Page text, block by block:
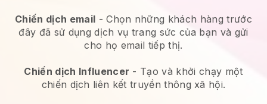
Chiến dịch email -Chọn những khách hàng trước
đây đã sử dụng dịch vụ trang sức của bạn và gửi
cho họ email tiếp thị.
Chiến dịch Influencer - Tạo và khởi chạy một
chiến dịch liên kết truyền thông xã hội.